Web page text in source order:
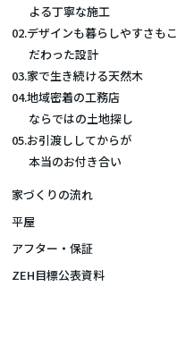
よる丁寧な施工
02.デザインも暮らしやすさもこ
だわった設計
03.家で生き続ける天然木
04.地域密着の工務店
ならではの土地探し
05.お引渡ししてからが
本当のお付き合い
家づくりの流れ
平屋
アフター・保証
ZEH目標公表資料